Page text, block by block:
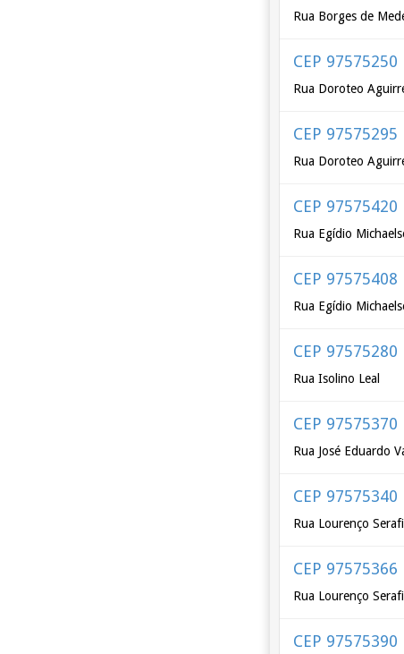
Rua Borges de
CEP 97575250
Rua Doroteo
CEP 97575295
Rua Doroteo
CEP 97575420
Rua Egídio
CEP 97575408
Rua Egídio
CEP 97575280
Rua Isolino Leal
CEP 97575370
Rua José Eduardo
CEP 97575340
Rua Lourenço
CEP 97575366
Rua Lourenço
CEP 97575390